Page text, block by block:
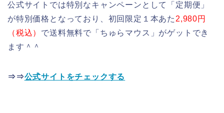
公式サイトでは特別なキャンペーンとして「定期便」
が特別価格となっており、初回限定１本あた 2,980円
（税込） で送料無料で「ちゅらマウス」がゲットでき
ます＾＾
⇒⇒公式サイトをチェックする